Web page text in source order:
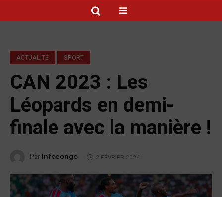
ACTUALITÉ SPORT
CAN 2023 : Les
Léopards en demi-
finale avec la manière !
Par Infocongo 2 FÉVRIER 2024